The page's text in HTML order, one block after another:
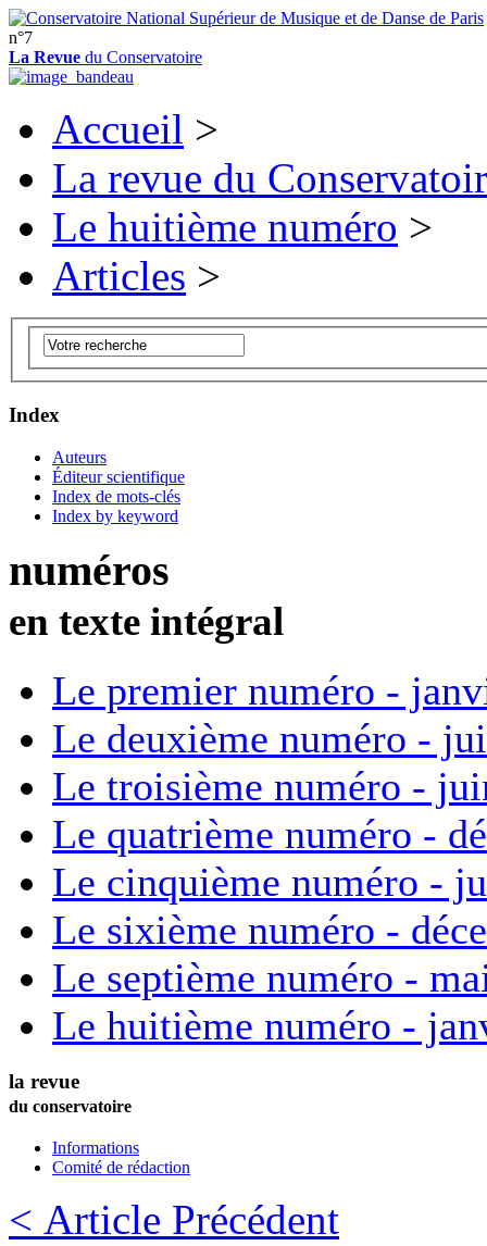
n°7
La Revue du Conservatoire
Accueil >
La revue du
Le huitième numéro >
Articles >
Index
Auteurs
Éditeur scientifique
Index de mots-clés
Index by keyword
numéros
en texte intégral
Le premier numéro -
Le deuxième numéro -
Le troisième numéro -
Le quatrième numéro -
Le cinquième numéro -
Le sixième numéro -
Le septième numéro -
Le huitième numéro -
la revue
du conservatoire
Informations
Comité de rédaction
< Article Précédent